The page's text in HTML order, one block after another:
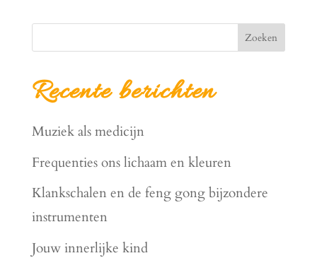
Zoeken
Recente berichten
Muziek als medicijn
Frequenties ons lichaam en kleuren
Klankschalen en de feng gong bijzondere
instrumenten
Jouw innerlijke kind